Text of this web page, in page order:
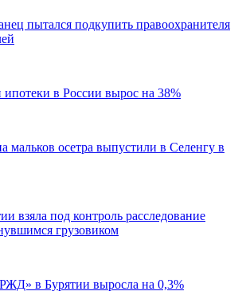
пытался подкупить правоохранителя
в России вырос на 38%
мальков осетра выпустили в Селенгу в
взяла под контроль расследование
грузовиком
в Бурятии выросла на 0,3%